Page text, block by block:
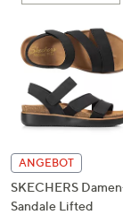
oder
wischen
Sie
Touch-
Geräten
links
bzw.
rechts,
ANGEBOT
SKECHERS
Sandale Lifted